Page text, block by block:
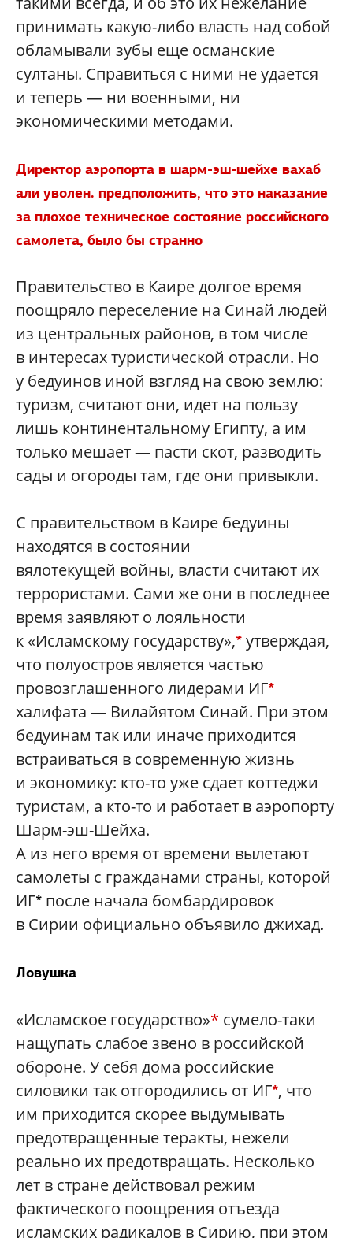
принимать какую-либо власть над собой
обламывали зубы еще османские
султаны. Справиться с ними не удается
и теперь — ни военными, ни
экономическими методами.
Директор аэропорта в шарм-эш-шейхе вахаб
али уволен. предположить, что это наказание
за плохое техническое состояние российского
самолета, было бы странно
Правительство в Каире долгое время
поощряло переселение на Синай людей
из центральных районов, в том числе
в интересах туристической отрасли. Но
у бедуинов иной взгляд на свою землю:
туризм, считают они, идет на пользу
лишь континентальному Египту, а им
только мешает — пасти скот, разводить
сады и огороды там, где они привыкли.
С правительством в Каире бедуины
находятся в состоянии
вялотекущей войны, власти считают их
террористами. Сами же они в последнее
время заявляют о лояльности
к «Исламскому государству»,*утверждая,
что полуостров является частью
провозглашенного лидерами ИГ*
халифата — Вилайятом Синай. При этом
бедуинам так или иначе приходится
встраиваться в современную жизнь
и экономику: кто-то уже сдает коттеджи
туристам, а кто-то и работает в аэропорту
Шарм-эш-Шейха.
А из него время от времени вылетают
самолеты с гражданами страны, которой
ИГ* после начала бомбардировок
в Сирии официально объявило джихад.
Ловушка
«Исламское государство»* сумело-таки
нащупать слабое звено в российской
обороне. У себя дома российские
силовики так отгородились от ИГ*, что
им приходится скорее выдумывать
предотвращенные теракты, нежели
реально их предотвращать. Несколько
лет в стране действовал режим
фактического поощрения отъезда
исламских радикалов в Сирию, при этом